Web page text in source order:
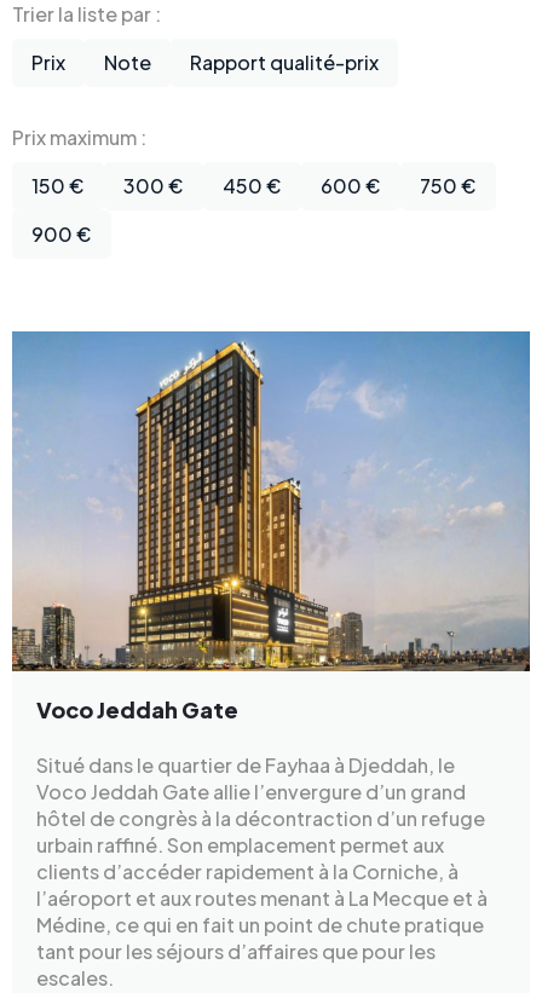
Trier la liste par :
Prix
Note Rapport qualité-prix
Prix maximum :
150 €
300 € 450 € 600 €
750 €
900 €
Voco Jeddah Gate
Situé dans le quartier de Fayhaa à Djeddah, le
Voco Jeddah Gate allie l’envergure d’un grand
hôtel de congrès à la décontraction d’un refuge
urbain raffiné. Son emplacement permet aux
clients d’accéder rapidement à la Corniche, à
l’aéroport et aux routes menant à La Mecque et à
Médine, ce qui en fait un point de chute pratique
tant pour les séjours d’affaires que pour les
escales.